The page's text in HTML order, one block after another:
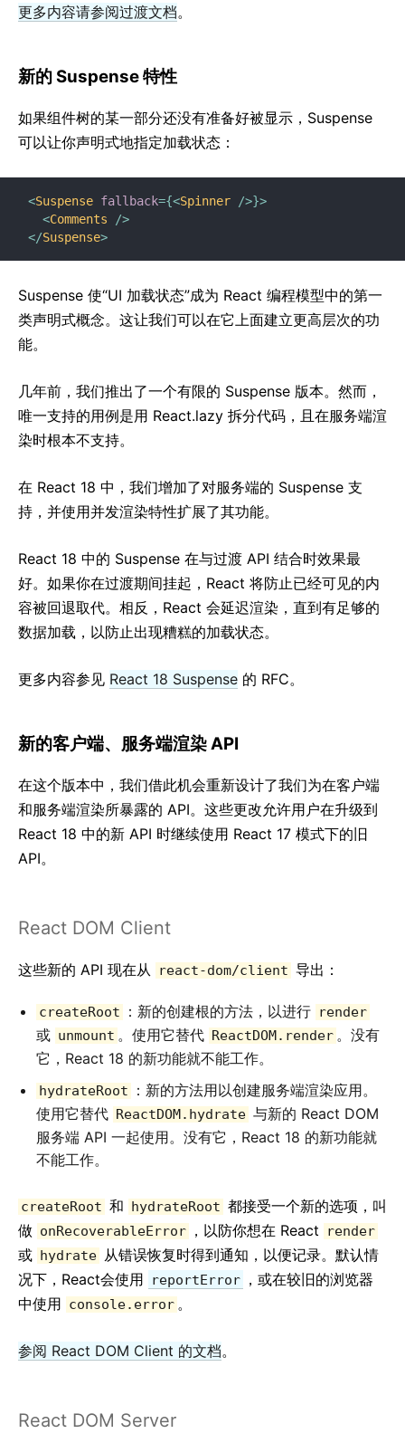
更多内容请参阅过渡文档。
新的 Suspense 特性
如果组件树的某一部分还没有准备好被显示，Suspense
可以让你声明式地指定加载状态：
<Suspense fallback={<Spinner />}>
<Comments
/>
</Suspense>
Suspense 使“UI 加载状态”成为 React 编程模型中的第一
类声明式概念。这让我们可以在它上面建立更高层次的功
能。
几年前，我们推出了一个有限的 Suspense 版本。然而，
唯一支持的用例是用 React.lazy 拆分代码，且在服务端渲
染时根本不支持。
在 React 18 中，我们增加了对服务端的 Suspense 支
持，并使用并发渲染特性扩展了其功能。
React 18 中的 Suspense 在与过渡 API 结合时效果最
好。如果你在过渡期间挂起，React 将防止已经可见的内
容被回退取代。相反，React 会延迟渲染，直到有足够的
数据加载，以防止出现糟糕的加载状态。
更多内容参见 React 18 Suspense 的 RFC。
新的客户端、服务端渲染 API
在这个版本中，我们借此机会重新设计了我们为在客户端
和服务端渲染所暴露的 API。这些更改允许用户在升级到
React 18 中的新 API 时继续使用 React 17 模式下的旧
API。
React DOM Client
这些新的 API 现在从 react-dom/client 导出：
createRoot ：新的创建根的方法，以进行 render
或 unmount 。使用它替代 ReactDOM.render 。没有
它，React 18 的新功能就不能工作。
hydrateRoot
：新的方法用以创建服务端渲染应用。
使用它替代 ReactDOM.hydrate 与新的 React DOM
服务端 API 一起使用。没有它，React 18 的新功能就
不能工作。
createRoot 和 hydrateRoot 都接受一个新的选项，叫
做 onRecoverableError ，以防你想在 React render
或 hydrate 从错误恢复时得到通知，以便记录。默认情
况下，React会使用
reportError ，或在较旧的浏览器
中使用 console.error 。
参阅 React DOM Client 的文档。
React DOM Server